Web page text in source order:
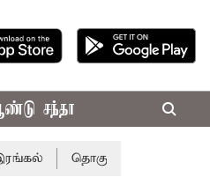
சந்தா
தொகுதி மறுவரையறை